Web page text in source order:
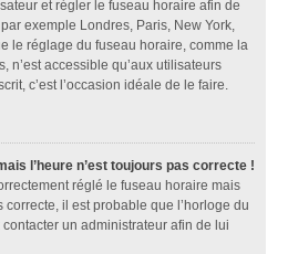
et régler le fuseau horaire afin de
exemple Londres, Paris, New York,
le réglage du fuseau horaire, comme la
n’est accessible qu’aux utilisateurs
c’est l’occasion idéale de le faire.
l’heure n’est toujours pas correcte !
réglé le fuseau horaire mais
correcte, il est probable que l’horloge du
un administrateur afin de lui